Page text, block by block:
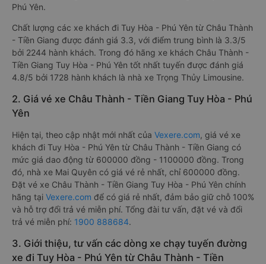
Phú Yên.
Chất lượng các xe khách đi Tuy Hòa - Phú Yên từ Châu Thành
- Tiền Giang được đánh giá 3.3, với điểm trung bình là 3.3/5
bởi 2244 hành khách. Trong đó hãng xe khách Châu Thành -
Tiền Giang Tuy Hòa - Phú Yên tốt nhất tuyến được đánh giá
4.8/5 bởi 1728 hành khách là nhà xe Trọng Thủy Limousine.
2. Giá vé xe Châu Thành - Tiền Giang Tuy Hòa - Phú
Yên
Hiện tại, theo cập nhật mới nhất của Vexere.com, giá vé xe
khách đi Tuy Hòa - Phú Yên từ Châu Thành - Tiền Giang có
mức giá dao động từ 600000 đồng - 1100000 đồng. Trong
đó, nhà xe Mai Quyên có giá vé rẻ nhất, chỉ 600000 đồng.
Đặt vé xe Châu Thành - Tiền Giang Tuy Hòa - Phú Yên chính
hãng tại Vexere.com để có giá rẻ nhất, đảm bảo giữ chỗ 100%
và hỗ trợ đổi trả vé miễn phí. Tổng đài tư vấn, đặt vé và đổi
trả vé miễn phí: 1900 888684.
3. Giới thiệu, tư vấn các dòng xe chạy tuyến đường
xe đi Tuy Hòa - Phú Yên từ Châu Thành - Tiền